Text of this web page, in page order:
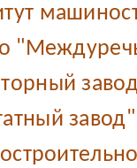
завод"